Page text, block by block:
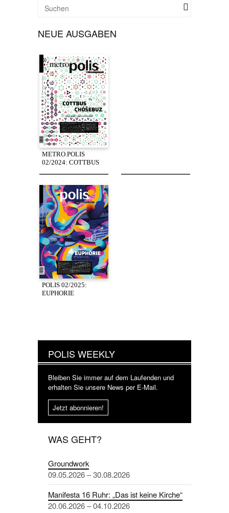
NEUE AUSGABEN
METRO.POLIS
02/2024: COTTBUS
POLIS 02/2025:
EUPHORIE
POLIS WEEKLY
Bleiben Sie immer auf dem Laufenden und
erhalten Sie unsere News per E-Mail.
Jetzt abonnieren!
WAS GEHT?
Groundwork
09.05.2026 – 30.08.2026
Manifesta 16 Ruhr: „Das ist keine Kirche“
20.06.2026 – 04.10.2026